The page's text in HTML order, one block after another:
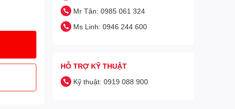
Mr Tân: 0985 061 324
Ms Linh: 0946 244 600
HỖ TRỢ KỸ THUẬT
Kỹ thuật: 0919 088 900